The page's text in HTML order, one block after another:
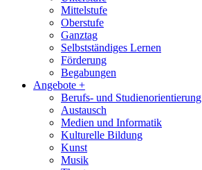
Mittelstufe
Oberstufe
Ganztag
Selbstständiges Lernen
Förderung
Begabungen
Angebote +
Berufs- und Studienorientierung
Austausch
Medien und Informatik
Kulturelle Bildung
Kunst
Musik